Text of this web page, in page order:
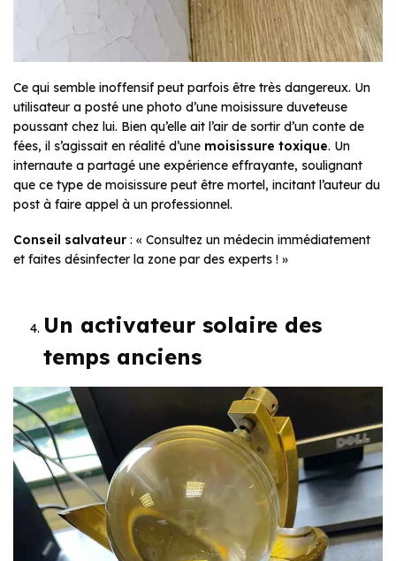
Ce qui semble inoffensif peut parfois être très dangereux. Un
utilisateur a posté une photo d’une moisissure duveteuse
poussant chez lui. Bien qu’elle ait l’air de sortir d’un conte de
fées, il s’agissait en réalité d’une moisissure toxique. Un
internaute a partagé une expérience effrayante, soulignant
que ce type de moisissure peut être mortel, incitant l’auteur du
post à faire appel à un professionnel.
Conseil salvateur : « Consultez un médecin immédiatement
et faites désinfecter la zone par des experts ! »
Un activateur solaire des
temps anciens